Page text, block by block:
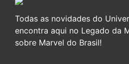
Todas as novidades do
encontra aqui no Legado da
sobre Marvel do Brasil!